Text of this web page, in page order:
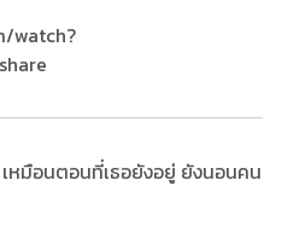
หมือนตอนที่เธอยังอยู่ ยังนอนคน